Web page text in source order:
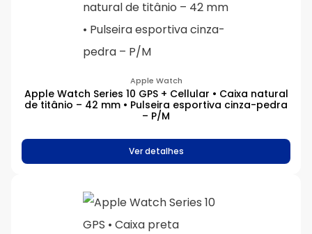
Apple Watch
Apple Watch Series 10 GPS + Cellular • Caixa natural
de titânio – 42 mm • Pulseira esportiva cinza-pedra
– P/M
Ver detalhes